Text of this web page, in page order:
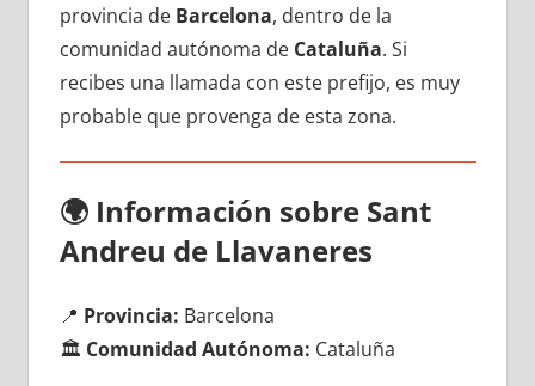
provincia dе Barcelona, dentro dе la
comunidad autónoma dе Cataluña. Si
recibes una llamada сοn еstе prefijo, es muy
probable quе provenga dе esta zona.
🌍 Información sobre Sant
Andreu dе Llavaneres
📍 Provincia: Barcelona
🏛️ Comunidad Autónoma: Cataluña